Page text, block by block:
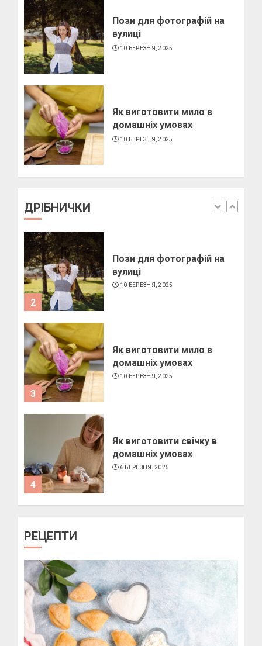
Пози для фотографій на
вулиці
10 БЕРЕЗНЯ, 2025
Як виготовити мило в
домашніх умовах
10 БЕРЕЗНЯ, 2025
ДРІБНИЧКИ
3
4
1
2
Пози для фотографій на
вулиці
10 БЕРЕЗНЯ, 2025
3
Як виготовити мило в
домашніх умовах
10 БЕРЕЗНЯ, 2025
4
Як виготовити свічку в
домашніх умовах
6 БЕРЕЗНЯ, 2025
1
11 БЕРЕЗНЯ, 2025
Пози для фотографій на
вулиці
РЕЦЕПТИ